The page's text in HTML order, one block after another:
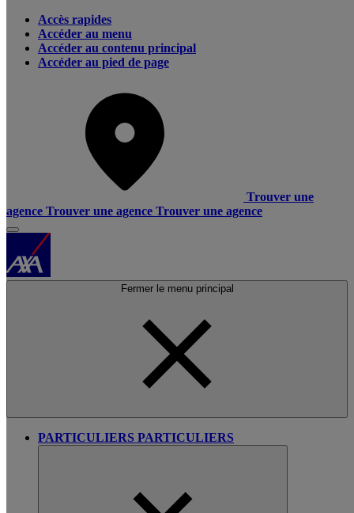
Accès rapides
Accéder au menu
Accéder au contenu principal
Accéder au pied de page
Trouver une
agence Trouver une agence Trouver une agence
Fermer le menu principal
PARTICULIERS PARTICULIERS